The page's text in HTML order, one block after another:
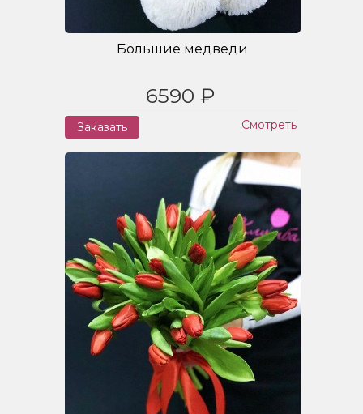
Большие медведи
6590 ₽
Заказать Смотреть